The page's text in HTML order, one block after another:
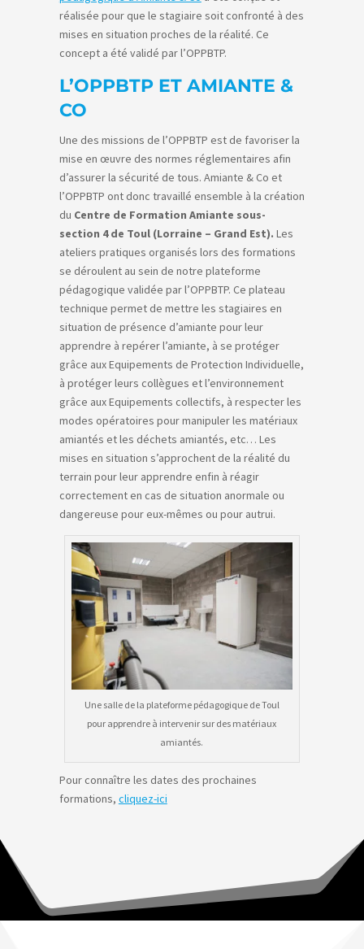
réalisée pour que le stagiaire soit confronté à des
mises en situation proches de la réalité. Ce
concept a été validé par l’OPPBTP.
L’OPPBTP ET AMIANTE &
CO
Une des missions de l’OPPBTP est de favoriser la
mise en œuvre des normes réglementaires afin
d’assurer la sécurité de tous. Amiante & Co et
l’OPPBTP ont donc travaillé ensemble à la création
du Centre de Formation Amiante sous-
section 4 de Toul (Lorraine – Grand Est). Les
ateliers pratiques organisés lors des formations
se déroulent au sein de notre plateforme
pédagogique validée par l’OPPBTP. Ce plateau
technique permet de mettre les stagiaires en
situation de présence d’amiante pour leur
apprendre à repérer l’amiante, à se protéger
grâce aux Equipements de Protection Individuelle,
à protéger leurs collègues et l’environnement
grâce aux Equipements collectifs, à respecter les
modes opératoires pour manipuler les matériaux
amiantés et les déchets amiantés, etc… Les
mises en situation s’approchent de la réalité du
terrain pour leur apprendre enfin à réagir
correctement en cas de situation anormale ou
dangereuse pour eux-mêmes ou pour autrui.
Une salle de la plateforme pédagogique de Toul
pour apprendre à intervenir sur des matériaux
amiantés.
Pour connaître les dates des prochaines
formations, cliquez-ici